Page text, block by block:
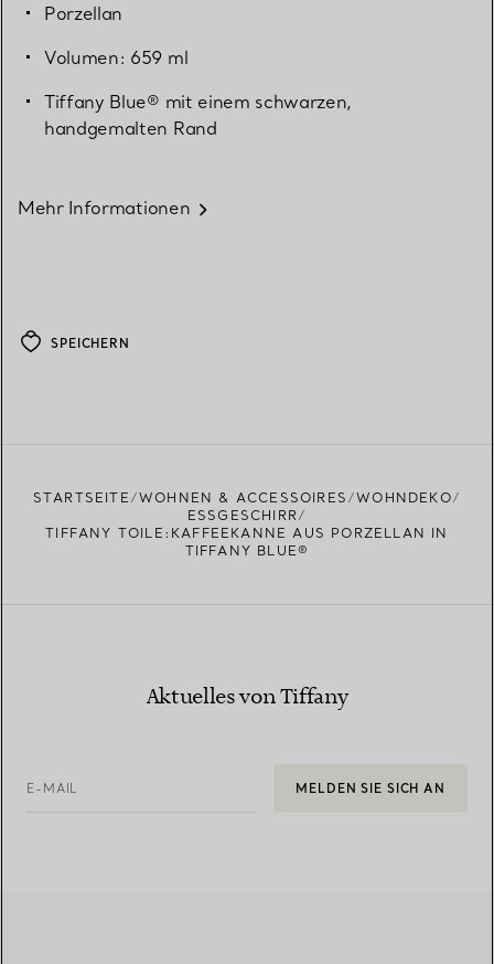
Porzellan
Volumen: 659 ml
Tiffany Blue® mit einem schwarzen,
handgemalten Rand
Mehr Informationen
SPEICHERN
STARTSEITE WOHNEN & ACCESSOIRES
WOHNDEKO
ESSGESCHIRR
TIFFANY TOILE:KAFFEEKANNE AUS PORZELLAN IN
TIFFANY BLUE®
Aktuelles von Tiffany
E-MAIL MELDEN SIE SICH AN